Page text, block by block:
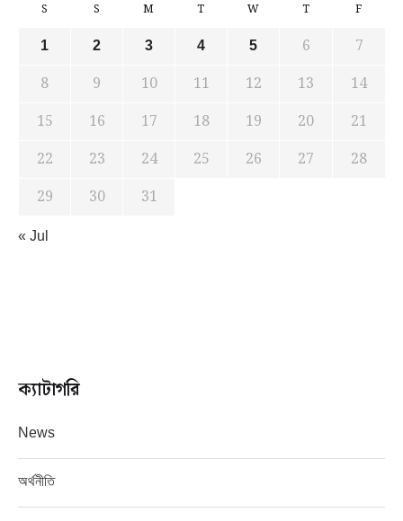
S S M T W T F
1 2 3 4 5 6
7
8
9 10 11 12 13
14
15
16 17 18 19 20
21
22
23 24 25 26 27
28
29
30 31
« Jul
ক্যাটাগরি
News
অর্থনীতি